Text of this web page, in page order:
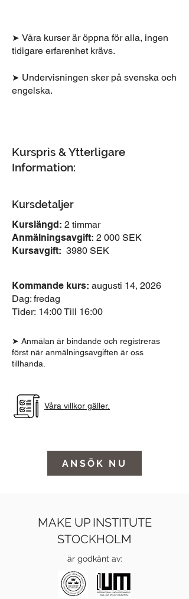
➤ Våra kurser är öppna för alla, ingen
tidigare erfarenhet krävs.
➤ Undervisningen sker på svenska och
engelska.
Kurspris & Ytterligare
Information:
Kursdetaljer
Kurslängd: 2 timmar
Anmälningsavgift: 2 000 SEK
Kursavgift: 3980 SEK
Kommande kurs: augusti 14, 2026
Dag: fredag
Tider: 14:00 Till 16:00
➤ Anmälan är bindande och registreras
först när anmälningsavgiften är oss
tillhanda.
Våra villkor gäller.
ANSÖK NU
MAKE UP INSTITUTE
STOCKHOLM
är godkänt av: